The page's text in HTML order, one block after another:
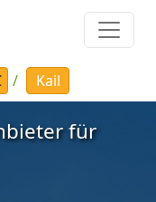
Kail
für